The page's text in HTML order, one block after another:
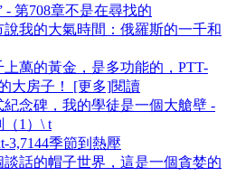
- 第708章不是在尋找的
我的大氣時間：俄羅斯的一千和
萬的黃金，是多功能的，PTT-
大房子！ [更多]閱讀
念碑，我的學徒是一個大艙壁 -
（1）\ t
3,7144季節到熱壓
話的帽子世界，這是一個貪婪的